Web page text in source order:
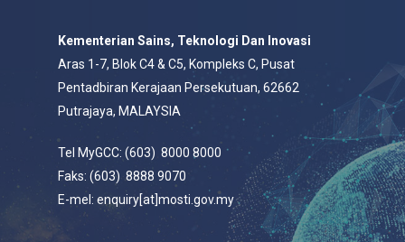
Kementerian Sains, Teknologi Dan Inovasi
Aras 1-7, Blok C4 & C5, Kompleks C, Pusat
Pentadbiran Kerajaan Persekutuan, 62662
Putrajaya, MALAYSIA
Tel MyGCC: (603) 8000 8000
Faks: (603) 8888 9070
E-mel: enquiry[at]mosti.gov.my